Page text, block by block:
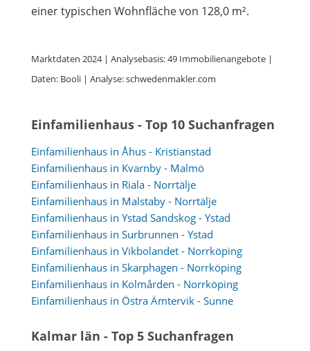
einer typischen Wohnfläche von 128,0 m².
Marktdaten 2024 | Analysebasis: 49 Immobilienangebote |
Daten: Booli | Analyse: schwedenmakler.com
Einfamilienhaus - Top 10 Suchanfragen
Einfamilienhaus in Åhus - Kristianstad
Einfamilienhaus in Kvarnby - Malmö
Einfamilienhaus in Riala - Norrtälje
Einfamilienhaus in Malstaby - Norrtälje
Einfamilienhaus in Ystad Sandskog - Ystad
Einfamilienhaus in Surbrunnen - Ystad
Einfamilienhaus in Vikbolandet - Norrköping
Einfamilienhaus in Skarphagen - Norrköping
Einfamilienhaus in Kolmården - Norrköping
Einfamilienhaus in Östra Ämtervik - Sunne
Kalmar län - Top 5 Suchanfragen